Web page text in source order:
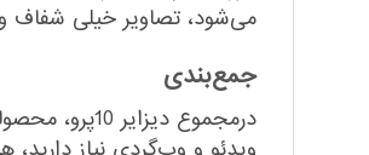
می‌شود، تصاویر خیلی شفاف
جمع‌بندی